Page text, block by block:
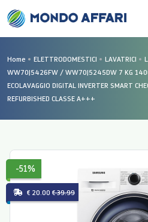
Home ELETTRODOMESTICI LAVATRICI
WW70J5426FW / WW70J5245DW 7 KG 1400
ECOLAVAGGIO DIGITAL INVERTER SMART
REFURBISHED CLASSE A+++
-51%
€ 20.00 € 39.99